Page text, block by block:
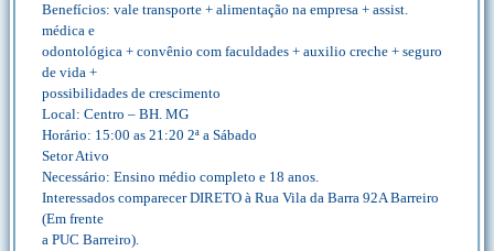
Benefícios: vale transporte + alimentação na empresa + assist.
médica e
odontológica + convênio com faculdades + auxilio creche + seguro
de vida +
possibilidades de crescimento
Local: Centro – BH. MG
Horário: 15:00 as 21:20 2ª a Sábado
Setor Ativo
Necessário: Ensino médio completo e 18 anos.
Interessados comparecer DIRETO à Rua Vila da Barra 92A Barreiro
(Em frente
a PUC Barreiro).